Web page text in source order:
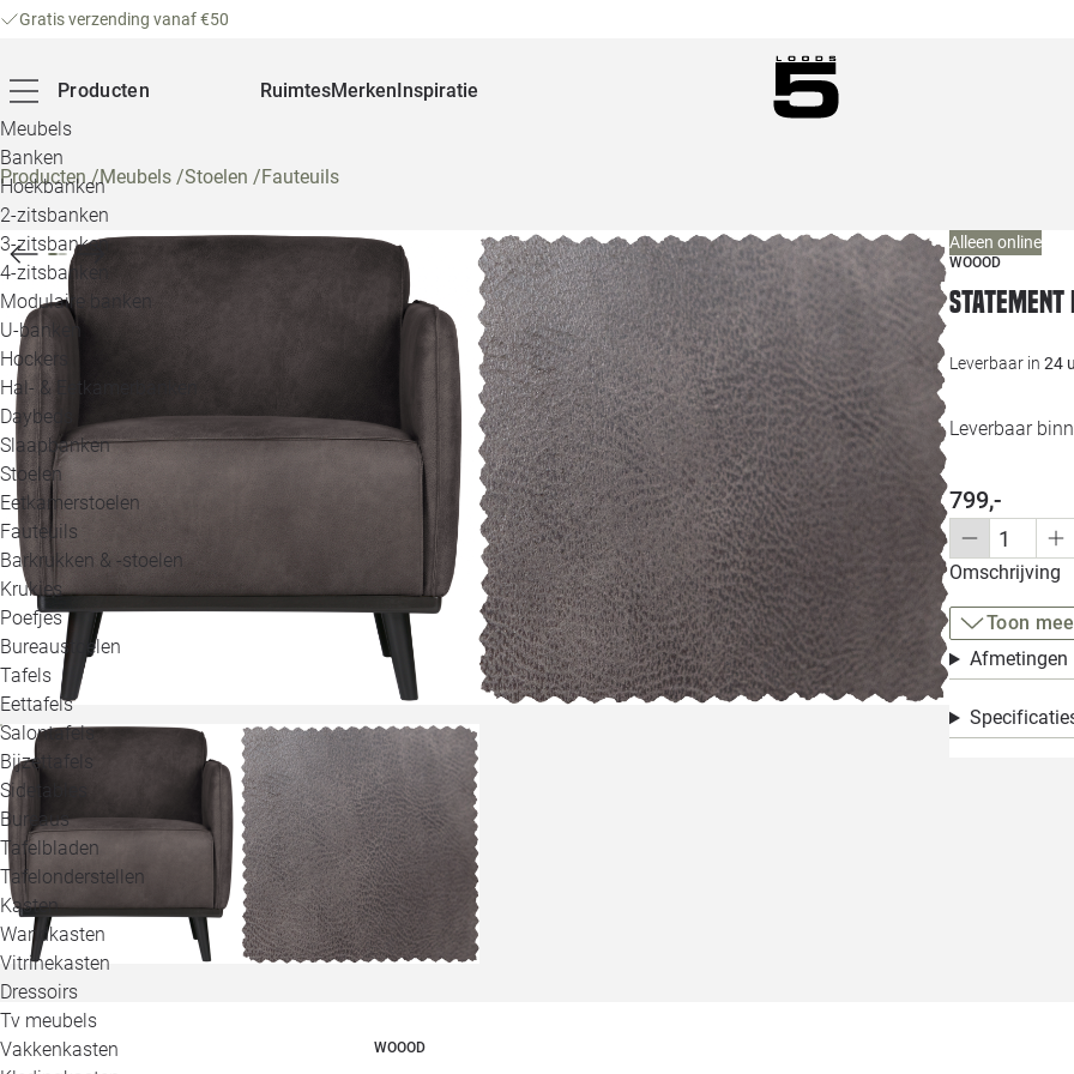
Gratis verzending vanaf €50
Producten
Meubels
Banken
Hoekbanken
2-zitsbanken
3-zitsbanken
4-zitsbanken
Modulaire banken
U-banken
Hockers
Hal- & Eetkamerbanken
Daybeds
Slaapbanken
Stoelen
Eetkamerstoelen
Fauteuils
Barkrukken & -stoelen
Krukjes
Poefjes
Bureaustoelen
Tafels
Eettafels
Salontafels
Bijzettafels
Sidetables
Bureaus
Tafelbladen
Tafelonderstellen
Kasten
Wandkasten
Vitrinekasten
Dressoirs
Tv meubels
Vakkenkasten
RuimtesMerkenInspiratie
Producten/Meubels /Stoelen /Fauteuils
Alleen online
WOOOD
Leverbaar in 24
Leverbaar
799,-
Omschrijving
Toon
Afmetingen
WOOOD